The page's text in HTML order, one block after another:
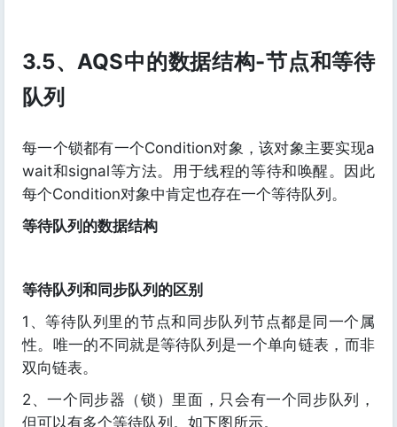
3.5、AQS中的数据结构-节点和等待
队列
每一个锁都有一个Condition对象，该对象主要实现a
wait和signal等方法。用于线程的等待和唤醒。因此
每个Condition对象中肯定也存在一个等待队列。
等待队列的数据结构
等待队列和同步队列的区别
1、等待队列里的节点和同步队列节点都是同一个属
性。唯一的不同就是等待队列是一个单向链表，而非
双向链表。
2、一个同步器（锁）里面，只会有一个同步队列，
但可以有多个等待队列。如下图所示。